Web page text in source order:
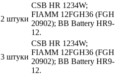
2 штуки
CSB HR 1234W;
FIAMM 12FGH36 (FGH
20902); BB Battery HR9-
12.
3 штуки
CSB HR 1234W;
FIAMM 12FGH36 (FGH
20902); BB Battery HR9-
12.